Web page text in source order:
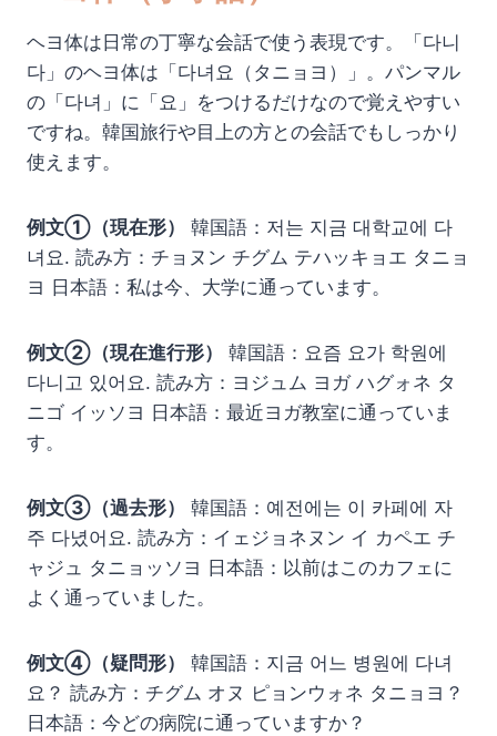
ヘヨ体は日常の丁寧な会話で使う表現です。「다니
다」のヘヨ体は「다녀요（タニョヨ）」。パンマル
の「다녀」に「요」をつけるだけなので覚えやすい
ですね。韓国旅行や目上の方との会話でもしっかり
使えます。
例文①（現在形）
韓国語：저는 지금 대학교에 다
녀요. 読み方：チョヌン チグム テハッキョエ タニョ
ヨ 日本語：私は今、大学に通っています。
例文②（現在進行形）
韓国語：요즘 요가 학원에
다니고 있어요. 読み方：ヨジュム ヨガ ハグォネ タ
ニゴ イッソヨ 日本語：最近ヨガ教室に通っていま
す。
例文③（過去形）
韓国語：예전에는 이 카페에 자
주 다녔어요. 読み方：イェジョネヌン イ カペエ チ
ャジュ タニョッソヨ 日本語：以前はこのカフェに
よく通っていました。
例文④（疑問形）
韓国語：지금 어느 병원에 다녀
요？ 読み方：チグム オヌ ピョンウォネ タニョヨ？
日本語：今どの病院に通っていますか？